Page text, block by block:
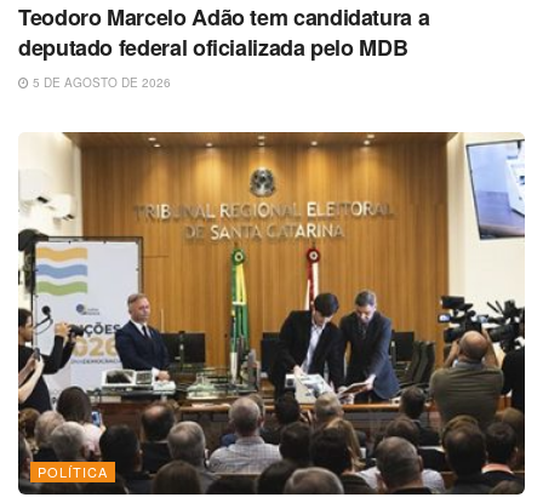
Teodoro Marcelo Adão tem candidatura a
deputado federal oficializada pelo MDB
5 DE AGOSTO DE 2026
POLÍTICA